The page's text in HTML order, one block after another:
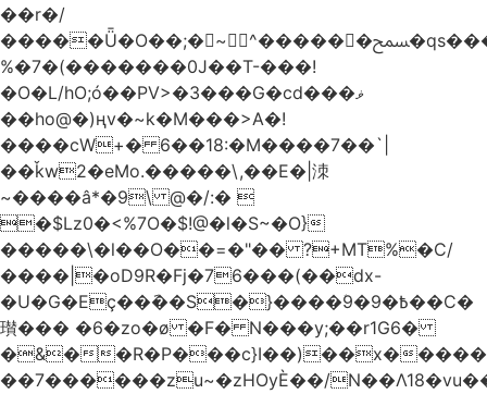
��r�/
�����Ǖ�O��;�~^������ﵟ�qs������O�����o=`�����g)�L����
%�7�(�������0J��T-���!
�O�L/hO;ó��PV>�3���G�cd���ޥ
��ho@�)ңv�~k�M���>A�!
����cW+� 6��18:�M����7��`|
��ǩw2�eMo.�����\,��E�|洓
~����â*�9\ @�/:� 
�$Lz0�<%7O�$!@�l�S~�O}
�����\�l��O��=�"�� ?+MT%�C/
����|�oD9R�Fj�76���(��dx-
�U�G�Eç��݇��S�}����ؘ߿�9�9��C�
瓉��� �6�zo�ø �F� N���y;��r1G6�
�&��R�P���c}I��)��x�
��7������zu~�zHOyЀ��/